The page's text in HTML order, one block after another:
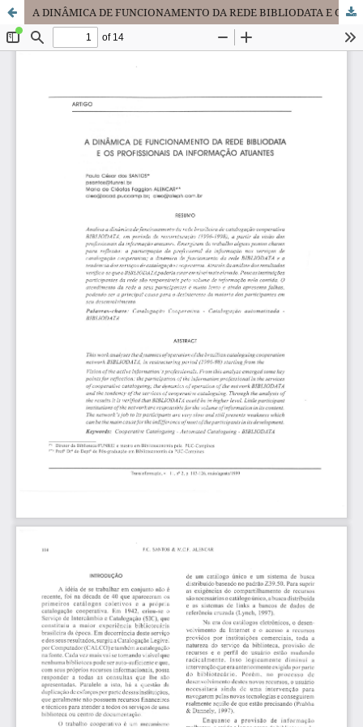
A DINÂMICA DE FUNCIONAMENTO DA REDE BIBLIODATA E OS PROFISSIONAIS DA INFORMAÇÃO ATUANTES